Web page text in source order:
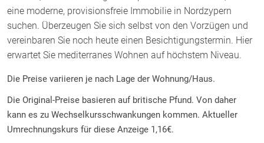
eine moderne, provisionsfreie Immobilie in Nordzypern
suchen. Überzeugen Sie sich selbst von den Vorzügen und
vereinbaren Sie noch heute einen Besichtigungstermin. Hier
erwartet Sie mediterranes Wohnen auf höchstem Niveau.
Die Preise variieren je nach Lage der Wohnung/Haus.
Die Original-Preise basieren auf britische Pfund. Von daher
kann es zu Wechselkursschwankungen kommen. Aktueller
Umrechnungskurs für diese Anzeige 1,16€.